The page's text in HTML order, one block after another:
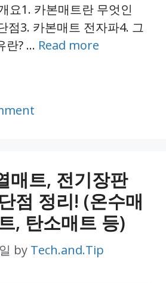
요1. 카본매트란 무엇인
점3. 카본매트 전자파4. 그
란? … Read more
매트, 전기장판
점 정리! (온수매
, 탄소매트 등)
by Tech.and.Tip